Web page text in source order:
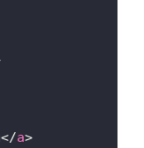
</a>